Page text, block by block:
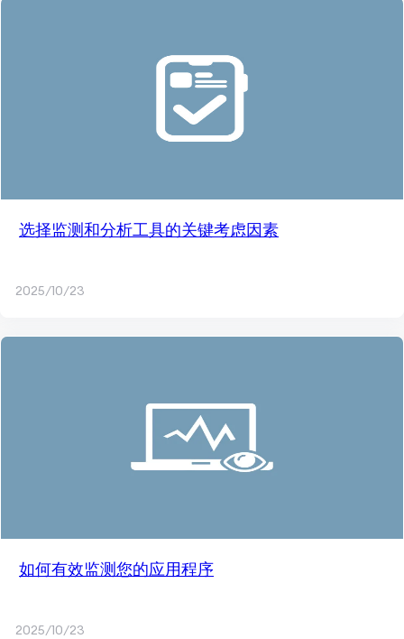
选择监测和分析工具的关键考虑因素
2025/10/23
如何有效监测您的应用程序
2025/10/23